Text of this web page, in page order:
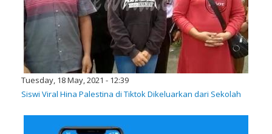
Tuesday, 18 May, 2021 - 12:39
Siswi Viral Hina Palestina di Tiktok Dikeluarkan dari Sekolah